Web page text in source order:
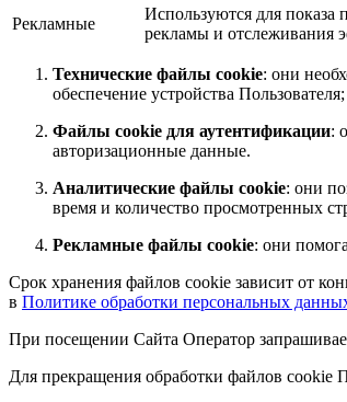
Рекламные
Используются для показа
рекламы и отслеживания
Технические файлы cookie: они
обеспечение устройства
Файлы cookie для аутентификации:
авторизационные данные.
Аналитические файлы cookie: они
время и количество просмотренных
Рекламные файлы cookie: они
Срок хранения файлов cookie зависит от
в Политике обработки персональных
При посещении Сайта Оператор
Для прекращения обработки файлов cookie